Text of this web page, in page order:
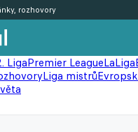
LigaPremier LeagueLaLiga
Liga mistrů
rozhovory